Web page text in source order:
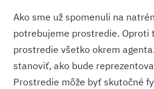
Ako sme už spomenuli na
potrebujeme prostredie. Oproti
prostredie všetko okrem
stanoviť, ako bude
Prostredie môže byť skutočné